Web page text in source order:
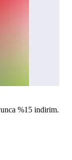
%15 indirim.